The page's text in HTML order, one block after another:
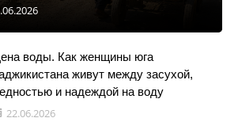
воды. Как женщины юга
живут между засухой,
и надеждой на воду
22.06.2026